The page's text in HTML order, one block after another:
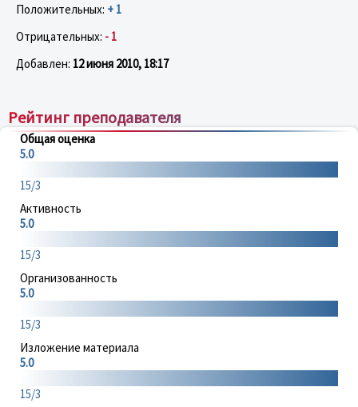
Положительных: + 1
Отрицательных: - 1
Добавлен: 12 июня 2010, 18:17
Рейтинг преподавателя
Общая оценка
5.0
15/3
Активность
5.0
15/3
Организованность
5.0
15/3
Изложение материала
5.0
15/3